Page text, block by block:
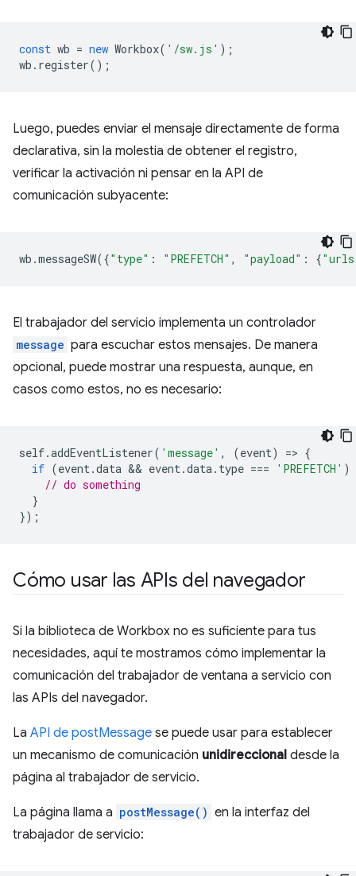
const wb = new Workbox( '/sw.js' );
wb . register();
Luego, puedes enviar el mensaje directamente de forma
declarativa, sin la molestia de obtener el registro,
verificar la activación ni pensar en la API de
comunicación subyacente:
wb .messageSW({"type" : "PREFETCH" , "payload" : {
El trabajador del servicio implementa un controlador
message para escuchar estos mensajes. De manera
opcional, puede mostrar una respuesta, aunque, en
casos como estos, no es necesario:
self.addEventListener( 'message' , (event) => {
if (event.data && event.data. type === 'PREFETCH' )
// do something
}
});
Cómo usar las APIs del navegador
Si la biblioteca de Workbox no es suficiente para tus
necesidades, aquí te mostramos cómo implementar la
comunicación del trabajador de ventana a servicio con
las APIs del navegador.
La API de postMessage se puede usar para establecer
un mecanismo de comunicación unidireccional desde la
página al trabajador de servicio.
La página llama a postMessage() en la interfaz del
trabajador de servicio: